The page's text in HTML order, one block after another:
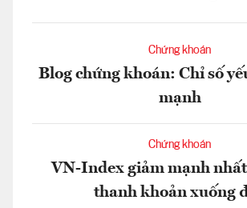
Chứng khoán
Blog chứng khoán: Chỉ số
mạnh
Chứng khoán
VN-Index giảm mạnh
thanh khoản xuống